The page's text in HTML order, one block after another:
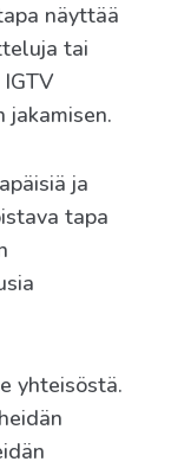
näyttää
tai
jakamisen.
ja
tapa
yhteisöstä.